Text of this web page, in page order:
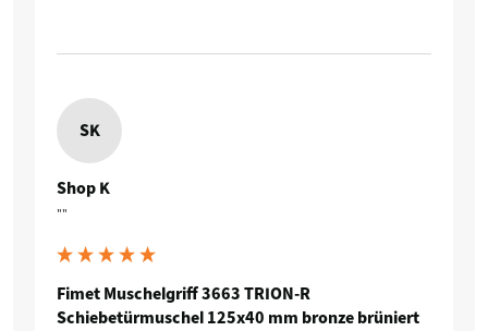
SK
Shop K
""
Fimet Muschelgriff 3663 TRION-R
Schiebetürmuschel 125x40 mm bronze brüniert